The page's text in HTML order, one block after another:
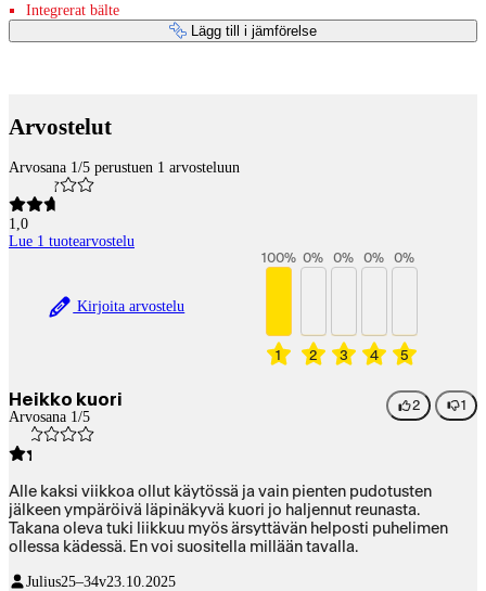
Integrerat bälte
Lägg till i jämförelse
Arvostelut
Arvosana 1/5 perustuen 1 arvosteluun
1,0
Lue 1 tuotearvostelu
Kirjoita arvostelu
1
100%
2
0%
3
0%
4
0%
5
0%
Heikko kuori
Arvosana 1/5
2 1
Alle kaksi viikkoa ollut käytössä ja vain pienten pudotusten
jälkeen ympäröivä läpinäkyvä kuori jo haljennut reunasta.
Takana oleva tuki liikkuu myös ärsyttävän helposti puhelimen
ollessa kädessä. En voi suositella millään tavalla.
Julius25–34v23.10.2025